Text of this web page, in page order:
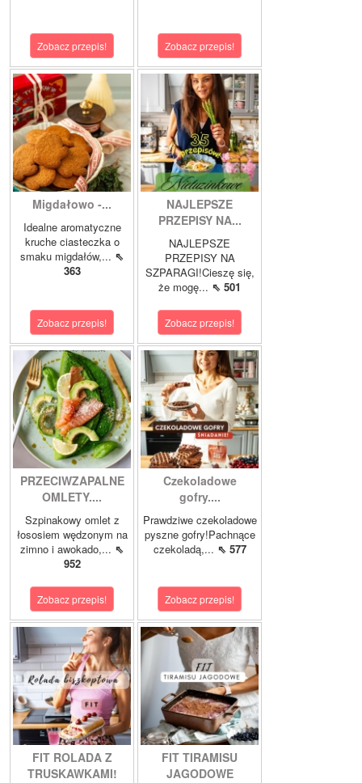
Zobacz przepis! Zobacz przepis!
Migdałowo -...
Idealne aromatyczne
kruche ciasteczka o
smaku migdałów,... ⇖
363
Zobacz przepis!
NAJLEPSZE
PRZEPISY NA...
NAJLEPSZE
PRZEPISY NA
SZPARAGI!Cieszę się,
że mogę... ⇖ 501
Zobacz przepis!
PRZECIWZAPALNE
OMLETY....
Szpinakowy omlet z
łososiem wędzonym na
zimno i awokado,... ⇖
952
Zobacz przepis!
Czekoladowe
gofry....
Prawdziwe czekoladowe
pyszne gofry!Pachnące
czekoladą,... ⇖ 577
Zobacz przepis!
FIT ROLADA Z
TRUSKAWKAMI!
FIT TIRAMISU
JAGODOWE